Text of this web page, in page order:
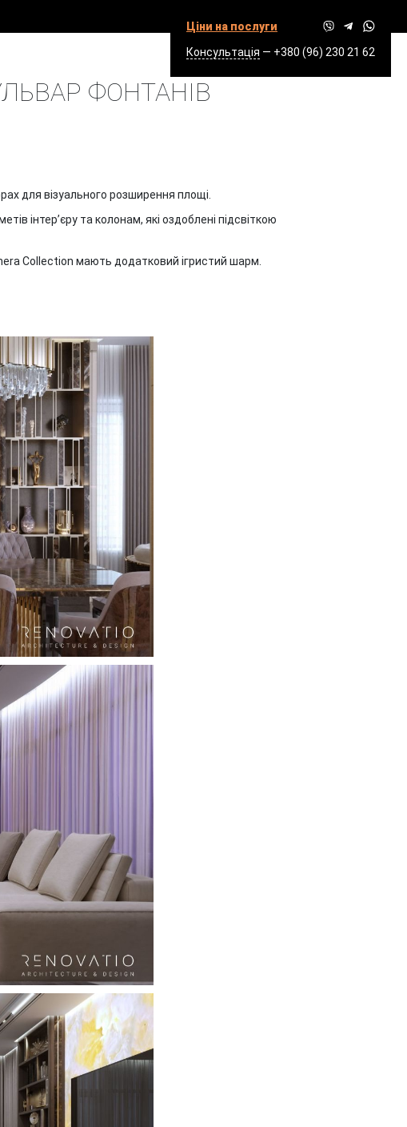
Ціни на послуги
Консультація — +380 (96) 230 21 62
ФОНТАНІВ
для візуального розширення площі.
інтер’єру та колонам, які оздоблені підсвіткою
Collection мають додатковий ігристий шарм.